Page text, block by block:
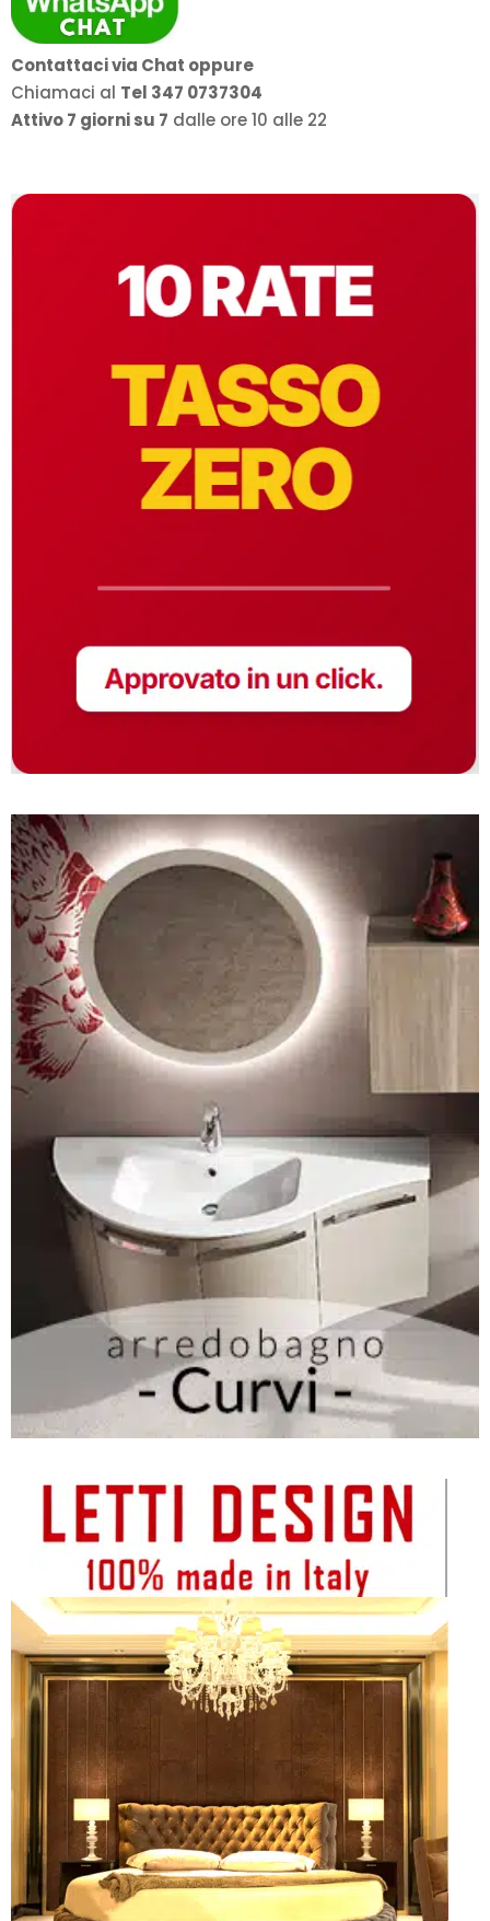
Contattaci via Chat oppure
Chiamaci al Tel 347 0737304
Attivo 7 giorni su 7 dalle ore 10 alle 22